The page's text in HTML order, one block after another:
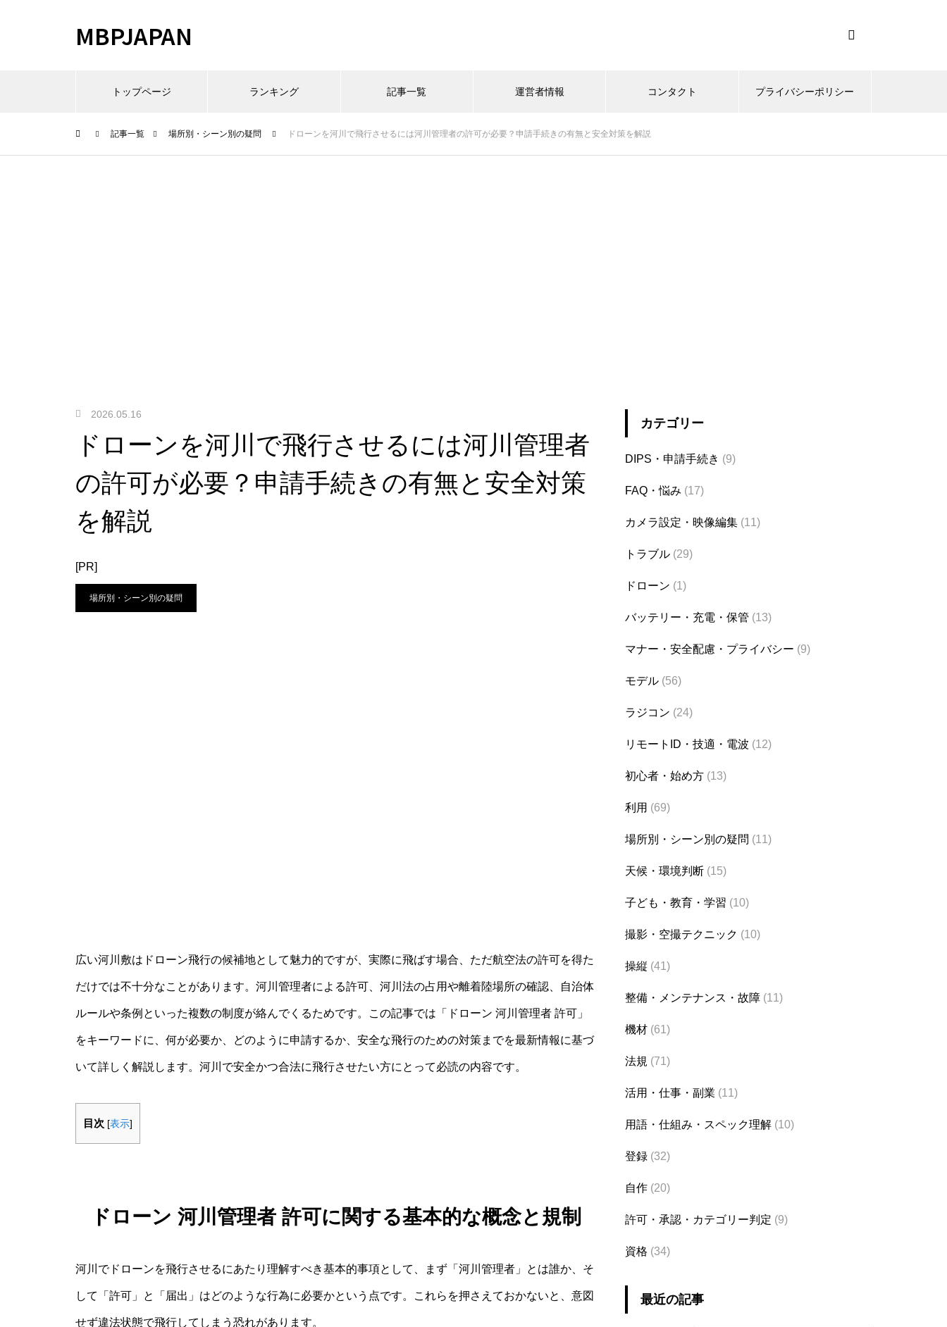
MBPJAPAN
トップページ ランキング 記事一覧 運営者情報 コンタクト プライバシーポリシー
記事一覧 場所別・シーン別の疑問 ドローンを河川で飛行させるには河川管理者の許可が必要？申請手続きの有無と安全対策を解説
2026.05.16
ドローンを河川で飛行させるには河川管理者
の許可が必要？申請手続きの有無と安全対策
を解説
[PR]
場所別・シーン別の疑問
広い河川敷はドローン飛行の候補地として魅力的ですが、実際に飛ばす場合、ただ航空法の許可を得た
だけでは不十分なことがあります。河川管理者による許可、河川法の占用や離着陸場所の確認、自治体
ルールや条例といった複数の制度が絡んでくるためです。この記事では「ドローン 河川管理者 許可」
をキーワードに、何が必要か、どのように申請するか、安全な飛行のための対策までを最新情報に基づ
いて詳しく解説します。河川で安全かつ合法に飛行させたい方にとって必読の内容です。
目次 [表示]
ドローン 河川管理者 許可に関する基本的な概念と規制
河川でドローンを飛行させるにあたり理解すべき基本的事項として、まず「河川管理者」とは誰か、そ
して「許可」と「届出」はどのような行為に必要かという点です。これらを押さえておかないと、意図
せず違法状態で飛行してしまう恐れがあります。
カテゴリー
DIPS・申請手続き (9)
FAQ・悩み (17)
カメラ設定・映像編集 (11)
トラブル (29)
ドローン (1)
バッテリー・充電・保管 (13)
マナー・安全配慮・プライバシー (9)
モデル (56)
ラジコン (24)
リモートID・技適・電波 (12)
初心者・始め方 (13)
利用 (69)
場所別・シーン別の疑問 (11)
天候・環境判断 (15)
子ども・教育・学習 (10)
撮影・空撮テクニック (10)
操縦 (41)
整備・メンテナンス・故障 (11)
機材 (61)
法規 (71)
活用・仕事・副業 (11)
用語・仕組み・スペック理解 (10)
登録 (32)
自作 (20)
許可・承認・カテゴリー判定 (9)
資格 (34)
最近の記事